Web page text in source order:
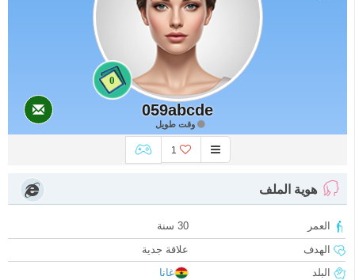
0
059abcde
وقت طويل
1
هوية الملف
العمر
30 سنة
الهدف
علاقة جدية
البلد
غانا